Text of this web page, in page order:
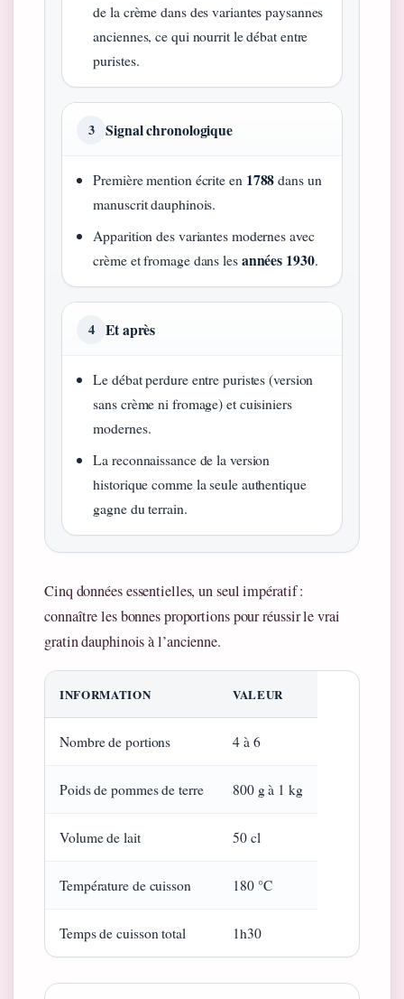
de la crème dans des variantes paysannes
anciennes, ce qui nourrit le débat entre
puristes.
3 Signal chronologique
Première mention écrite en 1788dans un
manuscrit dauphinois.
Apparition des variantes modernes avec
crème et fromage dans lesannées 1930.
4 Et après
Le débat perdure entre puristes (version
sans crème ni fromage) et cuisiniers
modernes.
La reconnaissance de la version
historique comme la seule authentique
gagne du terrain.
Cinq données essentielles, un seul impératif :
connaître les bonnes proportions pour réussir le vrai
gratin dauphinois à l’ancienne.
INFORMATION VALEUR
Nombre de portions 4 à 6
Poids de pommes de terre 800 g à 1 kg
Volume de lait 50 cl
Température de cuisson 180 °C
Temps de cuisson total 1h30